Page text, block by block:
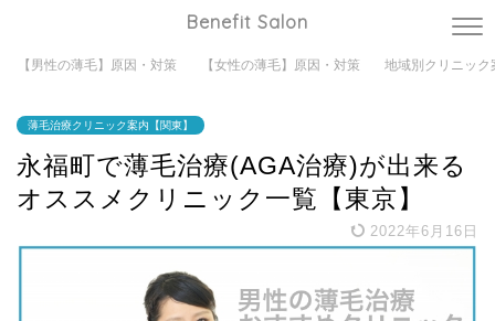
Benefit Salon
【男性の薄毛】原因・対策 【女性の薄毛】原因・対策 地域別クリニック
薄毛治療クリニック案内【関東】
永福町で薄毛治療(AGA治療)が出来る
オススメクリニック一覧【東京】
2022年6月16日